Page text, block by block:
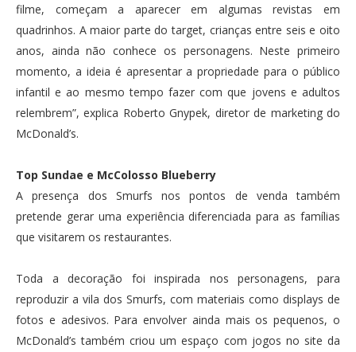
filme, começam a aparecer em algumas revistas em
quadrinhos. A maior parte do target, crianças entre seis e oito
anos, ainda não conhece os personagens. Neste primeiro
momento, a ideia é apresentar a propriedade para o público
infantil e ao mesmo tempo fazer com que jovens e adultos
relembrem”, explica Roberto Gnypek, diretor de marketing do
McDonald’s.
Top Sundae e McColosso Blueberry
A presença dos Smurfs nos pontos de venda também
pretende gerar uma experiência diferenciada para as famílias
que visitarem os restaurantes.
Toda a decoração foi inspirada nos personagens, para
reproduzir a vila dos Smurfs, com materiais como displays de
fotos e adesivos. Para envolver ainda mais os pequenos, o
McDonald’s também criou um espaço com jogos no site da